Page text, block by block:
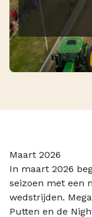
Maart 2026
In maart 2026
seizoen met een
wedstrijden.
Putten en de